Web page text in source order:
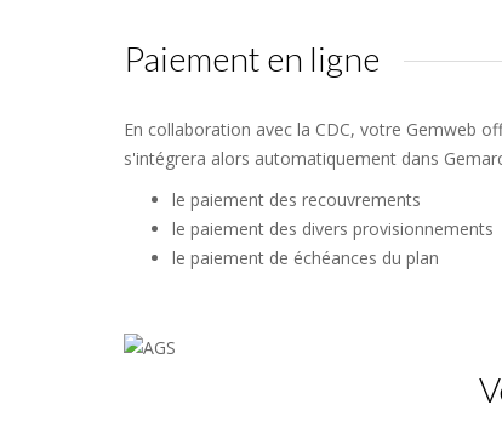
Paiement en ligne
En collaboration avec la CDC, votre Gemweb
s'intégrera alors automatiquement dans
le paiement des recouvrements
le paiement des divers provisionnements
le paiement de échéances du plan